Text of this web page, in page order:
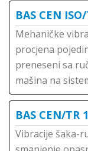
BAS CEN
Mehaničke
procjena
preneseni sa
mašina na
BAS CEN/TR
Vibracije šaka-